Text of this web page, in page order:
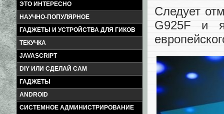
ЭТО ИНТЕРЕСНО
НАУЧНО-ПОПУЛЯРНОЕ
ГАДЖЕТЫ И УСТРОЙСТВА ДЛЯ ГИКОВ
ТЕКУЧКА
JAVASCRIPT
DIY ИЛИ СДЕЛАЙ САМ
ГАДЖЕТЫ
ANDROID
СИСТЕМНОЕ АДМИНИСТРИРОВАНИЕ
Следует
G925F и